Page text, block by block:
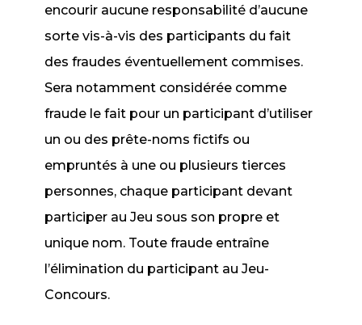
encourir aucune responsabilité d’aucune
sorte vis-à-vis des participants du fait
des fraudes éventuellement commises.
Sera notamment considérée comme
fraude le fait pour un participant d’utiliser
un ou des prête-noms fictifs ou
empruntés à une ou plusieurs tierces
personnes, chaque participant devant
participer au Jeu sous son propre et
unique nom. Toute fraude entraîne
l’élimination du participant au Jeu-
Concours.